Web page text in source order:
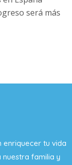
será más
enriquecer tu vida
nuestra familia y